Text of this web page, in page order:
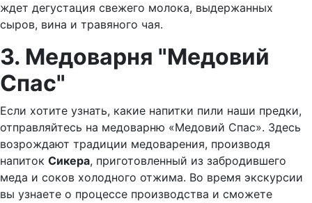
ждет дегустация свежего молока, выдержанных
сыров, вина и травяного чая.
3. Медоварня "Медовий
Спас"
Если хотите узнать, какие напитки пили наши предки,
отправляйтесь на медоварню «Медовий Спас». Здесь
возрождают традиции медоварения, производя
напиток Сикера, приготовленный из забродившего
меда и соков холодного отжима. Во время экскурсии
вы узнаете о процессе производства и сможете